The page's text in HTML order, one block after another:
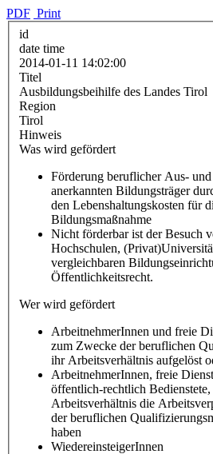
PDF Print
id
date time
2014-01-11 14:02:00
Titel
Ausbildungsbeihilfe des Landes Tirol
Region
Tirol
Hinweis
Was wird gefördert
Förderung beruflicher Aus-
anerkannten Bildungsträger
den Lebenshaltungskosten für
Bildungsmaßnahme
Nicht förderbar ist der Besuch
Hochschulen,
vergleichbaren
Öffentlichkeitsrecht.
Wer wird gefördert
ArbeitnehmerInnen und freie
zum Zwecke der beruflichen
ihr Arbeitsverhältnis aufgelöst
ArbeitnehmerInnen, freie
öffentlich-rechtlich
Arbeitsverhältnis die
der beruflichen
haben
WiedereinsteigerInnen